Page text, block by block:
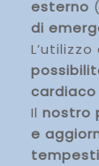
esterno (
di
L’utilizzo
cardiaco
Il nostro
e